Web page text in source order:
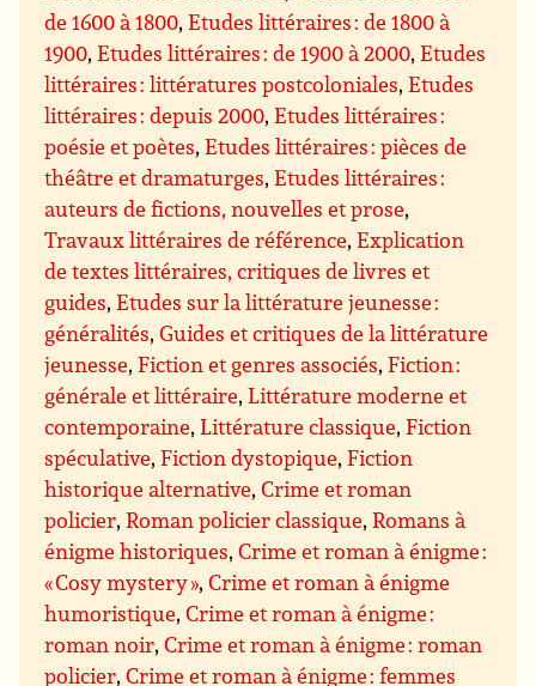
de 1600 à 1800,Etudes littéraires : de 1800 à
1900,Etudes littéraires : de 1900 à 2000,Etudes
littéraires : littératures postcoloniales,Etudes
littéraires : depuis 2000,Etudes littéraires :
poésie et poètes,Etudes littéraires : pièces de
théâtre et dramaturges,Etudes littéraires :
auteurs de fictions, nouvelles et prose,
Travaux littéraires de référence,Explication
de textes littéraires, critiques de livres et
guides,Etudes sur la littérature jeunesse :
généralités,Guides et critiques de la littérature
jeunesse,Fiction et genres associés,Fiction :
générale et littéraire,Littérature moderne et
contemporaine,Littérature classique,Fiction
spéculative,Fiction dystopique,Fiction
historique alternative,Crime et roman
policier,Roman policier classique,Romans à
énigme historiques,Crime et roman à énigme :
« Cosy mystery »,Crime et roman à énigme
humoristique,Crime et roman à énigme :
roman noir,Crime et roman à énigme : roman
policier,Crime et roman à énigme : femmes